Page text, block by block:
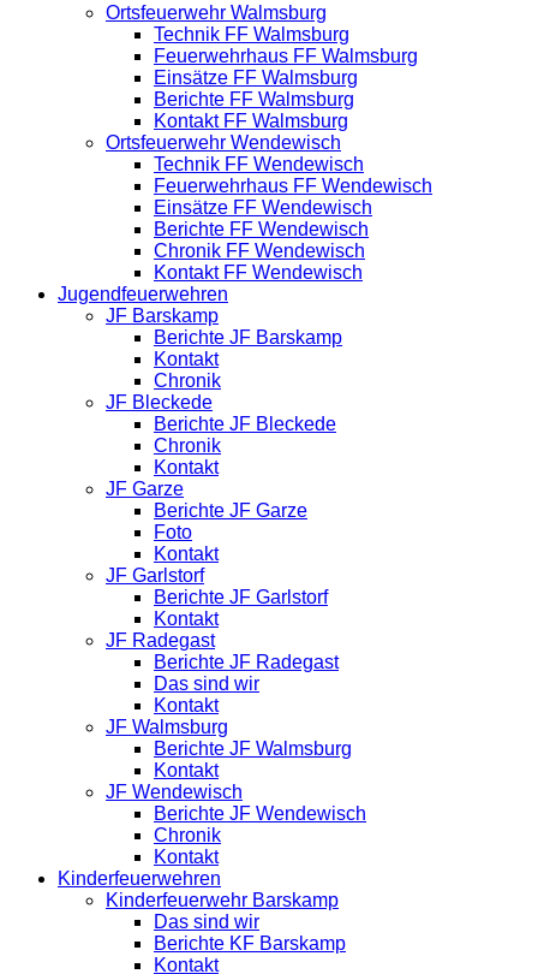
Ortsfeuerwehr Walmsburg
Technik FF Walmsburg
Feuerwehrhaus FF Walmsburg
Einsätze FF Walmsburg
Berichte FF Walmsburg
Kontakt FF Walmsburg
Ortsfeuerwehr Wendewisch
Technik FF Wendewisch
Feuerwehrhaus FF Wendewisch
Einsätze FF Wendewisch
Berichte FF Wendewisch
Chronik FF Wendewisch
Kontakt FF Wendewisch
Jugendfeuerwehren
JF Barskamp
Berichte JF Barskamp
Kontakt
Chronik
JF Bleckede
Berichte JF Bleckede
Chronik
Kontakt
JF Garze
Berichte JF Garze
Foto
Kontakt
JF Garlstorf
Berichte JF Garlstorf
Kontakt
JF Radegast
Berichte JF Radegast
Das sind wir
Kontakt
JF Walmsburg
Berichte JF Walmsburg
Kontakt
JF Wendewisch
Berichte JF Wendewisch
Chronik
Kontakt
Kinderfeuerwehren
Kinderfeuerwehr Barskamp
Das sind wir
Berichte KF Barskamp
Kontakt